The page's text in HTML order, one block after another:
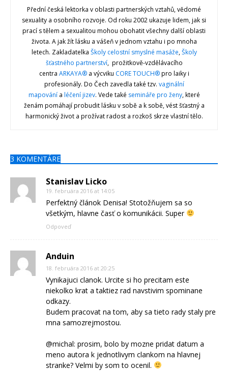
Přední česká lektorka v oblasti partnerských vztahů, vědomé
sexuality a osobního rozvoje. Od roku 2002 ukazuje lidem, jak si
prací s tělem a sexualitou mohou obohatit všechny další oblasti
života. A jak žít lásku a vášeň v jednom vztahu i po mnoha
letech. Zakladatelka Školy celostní smyslné masáže,Školy
šťastného partnerství, prožitkově-vzdělávacího
centra ARKAYA®a výcviku CORE TOUCH®pro laiky i
profesionály. Do Čech zavedla také tzv. vaginální
mapovánía léčení jizev. Vede také semináře pro ženy, které
ženám pomáhají probudit lásku v sobě a k sobě, vést šťastný a
harmonický život a prožívat radost a rozkoš skrze vlastní tělo.
3 KOMENTÁRE
Stanislav Licko
19. februára 2016 at 14:05
Perfektný článok Denisa! Stotožňujem sa so
všetkým, hlavne časť o komunikácii. Super
Odpoveď
Anduin
18. februára 2016 at 20:25
Vynikajuci clanok. Urcite si ho precitam este
niekolko krat a taktiez rad navstivim spominane
odkazy.
Budem pracovat na tom, aby sa tieto rady staly pre
mna samozrejmostou.
@michal: prosim, bolo by mozne pridat datum a
meno autora k jednotlivym clankom na hlavnej
stranke? Velmi by som to ocenil.